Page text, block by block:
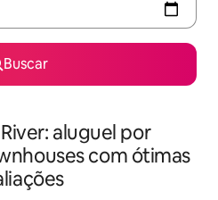
Buscar
aluguel por
com ótimas